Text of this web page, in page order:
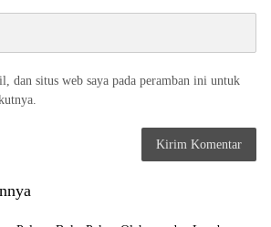
dan situs web saya pada peramban ini untuk